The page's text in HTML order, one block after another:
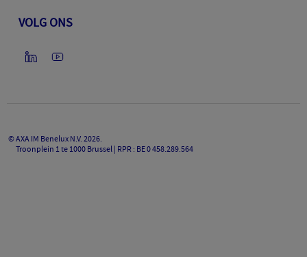
VOLG ONS
©AXA IM Benelux N.V.2026.
Troonplein 1 te 1000 Brussel | RPR : BE 0 458.289.564